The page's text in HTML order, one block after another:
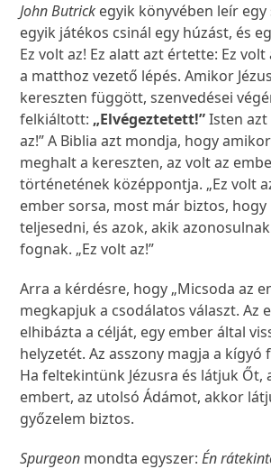
John Butrick egyik könyvében leír
egyik játékos csinál egy húzást, és
Ez volt az! Ez alatt azt értette: Ez
a matthoz vezető lépés. Amikor
kereszten függött, szenvedései
felkiáltott: „Elvégeztetett!”Isten azt
az!” A Biblia azt mondja, hogy
meghalt a kereszten, az volt az
történetének középpontja. „Ez volt
ember sorsa, most már biztos, hogy
teljesedni, és azok, akik
fognak. „Ez volt az!”
Arra a kérdésre, hogy „Micsoda az
megkapjuk a csodálatos választ. Az
elhibázta a célját, egy ember által
helyzetét. Az asszony magja a
Ha feltekintünk Jézusra és látjuk Őt,
embert, az utolsó Ádámot, akkor
győzelem biztos.
Spurgeon mondta egyszer:Én